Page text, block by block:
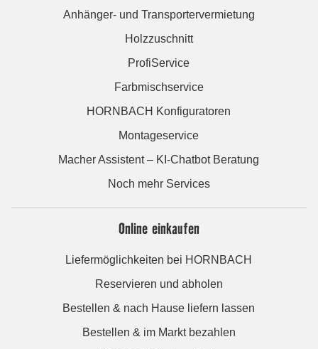
Anhänger- und Transportervermietung
Holzzuschnitt
ProfiService
Farbmischservice
HORNBACH Konfiguratoren
Montageservice
Macher Assistent – KI-Chatbot Beratung
Noch mehr Services
Online einkaufen
Liefermöglichkeiten bei HORNBACH
Reservieren und abholen
Bestellen & nach Hause liefern lassen
Bestellen & im Markt bezahlen